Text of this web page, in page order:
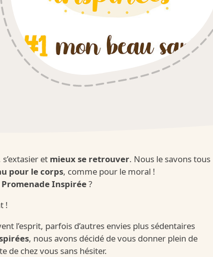
/fr/fr/kinder-maxi
et mieux se retrouver. Nous le savons tous
pour le corps, comme pour le moral !
Inspirée?
!
l’esprit, parfois d’autres envies plus sédentaires
, nous avons décidé de vous donner plein de
de chez vous sans hésiter.